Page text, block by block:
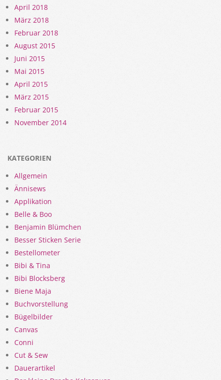
April 2018
März 2018
Februar 2018
August 2015
Juni 2015
Mai 2015
April 2015
März 2015
Februar 2015
November 2014
KATEGORIEN
Allgemein
Ännisews
Applikation
Belle & Boo
Benjamin Blümchen
Besser Sticken Serie
Bestellometer
Bibi & Tina
Bibi Blocksberg
Biene Maja
Buchvorstellung
Bügelbilder
Canvas
Conni
Cut & Sew
Dauerartikel